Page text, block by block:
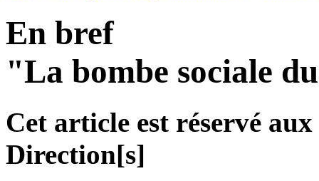
En bref
"La bombe sociale
Cet article est réservé
Direction[s]